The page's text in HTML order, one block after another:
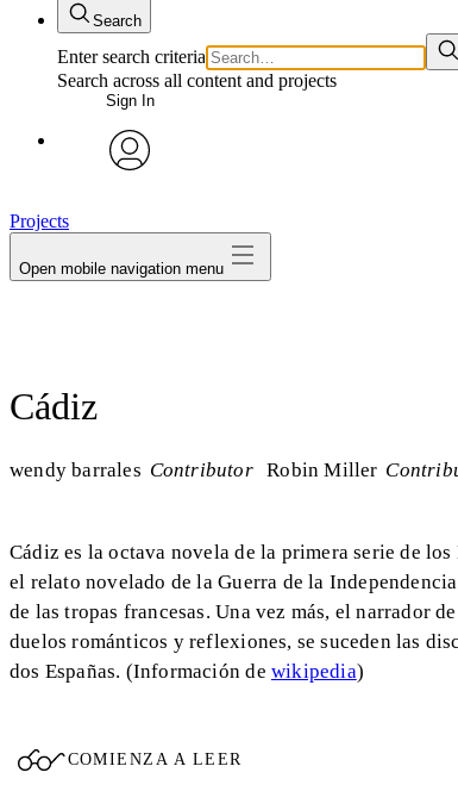
Search
Enter search criteria
Search across all content and projects
Sign In
Projects
Open mobile navigation menu
Cádiz
wendy barrales Contributor Robin Miller
Cádiz es la octava novela de la primera serie de
el relato novelado de la Guerra de la
de las tropas francesas. Una vez más, el narrador
duelos románticos y reflexiones, se suceden las
dos Españas. (Información de wikipedia)
COMIENZA A LEER